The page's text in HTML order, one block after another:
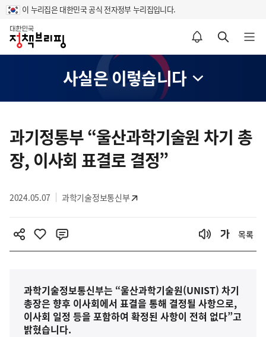
이 누리집은 대한민국 공식 전자정부 누리집입니다.
홈
알림설정 바로가기 검색 바로가기 메뉴 열기
사실은 이렇습니다
텐
츠
영
과기정통부 “울산과학기술원 차기 총
장, 이사회 표결로 결정”
2024.05.07 과학기술정보통신부
목록
과학기술정보통신부는 “울산과학기술원(UNIST) 차기
총장은 향후 이사회에서 표결을 통해 결정될 사항으로,
이사회 일정 등을 포함하여 확정된 사항이 전혀 없다”고
밝혔습니다.